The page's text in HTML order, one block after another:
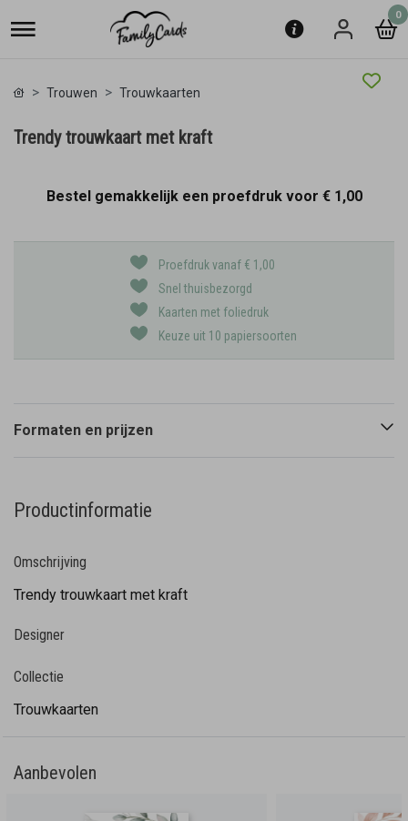
0
Trouwen Trouwkaarten
Trendy trouwkaart met kraft
Bestel gemakkelijk een proefdruk voor € 1,00
Proefdruk vanaf € 1,00
Snel thuisbezorgd
Kaarten met foliedruk
Keuze uit 10 papiersoorten
Formaten en prijzen
Productinformatie
Omschrijving
Trendy trouwkaart met kraft
Designer
Collectie
Trouwkaarten
Aanbevolen